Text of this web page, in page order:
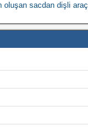
oluşan sacdan dişli araç